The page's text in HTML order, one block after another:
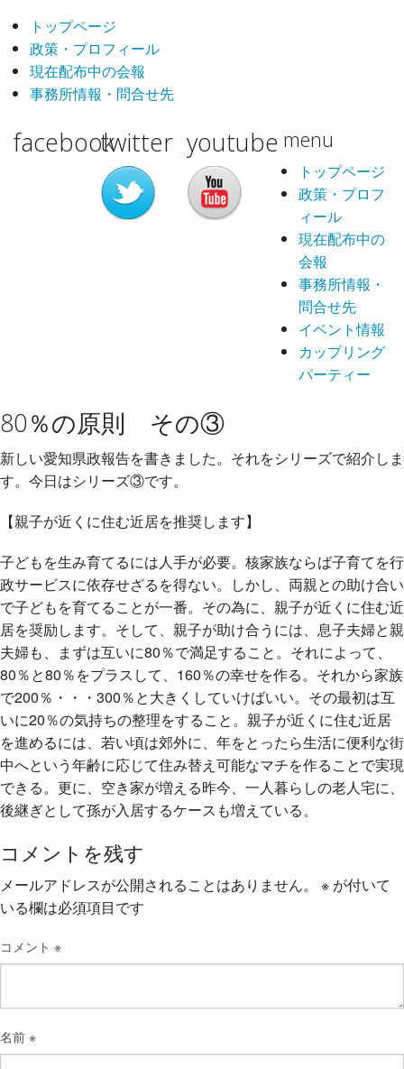
トップページ
政策・プロフィール
現在配布中の会報
事務所情報・問合せ先
facebooktwitter youtube menu
トップページ
政策・プロフ
ィール
現在配布中の
会報
事務所情報・
問合せ先
イベント情報
カップリング
パーティー
80％の原則 その③
新しい愛知県政報告を書きました。それをシリーズで紹介しま
す。今日はシリーズ③です。
【親子が近くに住む近居を推奨します】
子どもを生み育てるには人手が必要。核家族ならば子育てを行
政サービスに依存せざるを得ない。しかし、両親との助け合い
で子どもを育てることが一番。その為に、親子が近くに住む近
居を奨励します。そして、親子が助け合うには、息子夫婦と親
夫婦も、まずは互いに80％で満足すること。それによって、
80％と80％をプラスして、160％の幸せを作る。それから家族
で200％・・・300％と大きくしていけばいい。その最初は互
いに20％の気持ちの整理をすること。親子が近くに住む近居
を進めるには、若い頃は郊外に、年をとったら生活に便利な街
中へという年齢に応じて住み替え可能なマチを作ることで実現
できる。更に、空き家が増える昨今、一人暮らしの老人宅に、
後継ぎとして孫が入居するケースも増えている。
コメントを残す
メールアドレスが公開されることはありません。 ※ が付いて
いる欄は必須項目です
コメント ※
名前 ※